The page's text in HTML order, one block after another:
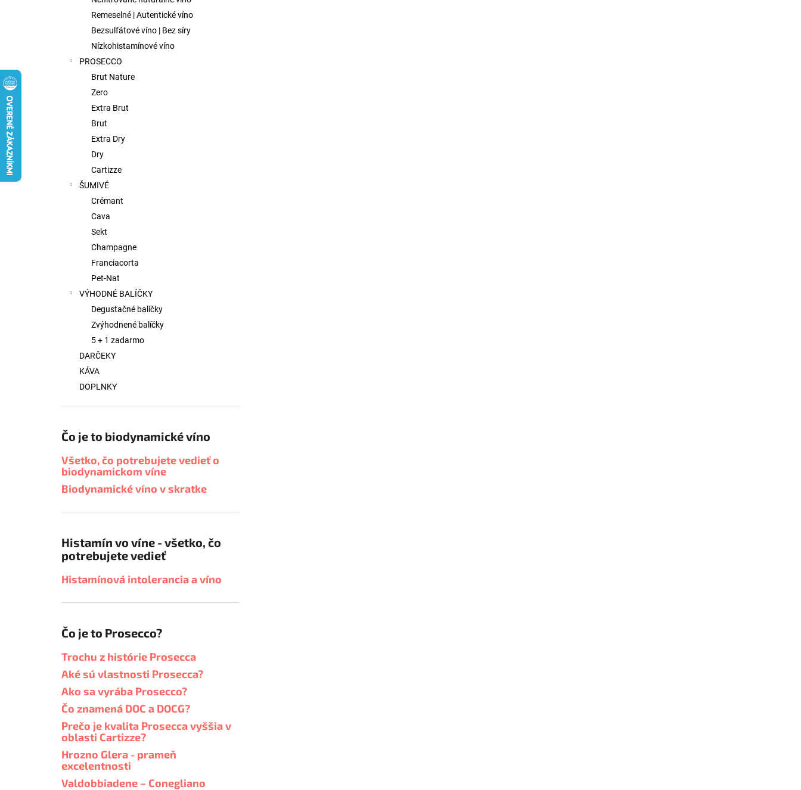
Remeselné | Autentické víno
Bezsulfátové víno | Bez síry
Nízkohistamínové víno
PROSECCO
Brut Nature
Zero
Extra Brut
Brut
Extra Dry
Dry
Cartizze
ŠUMIVÉ
Crémant
Cava
Sekt
Champagne
Franciacorta
Pet-Nat
VÝHODNÉ BALÍČKY
Degustačné balíčky
Zvýhodnené balíčky
5 + 1 zadarmo
DARČEKY
KÁVA
DOPLNKY
Čo je to biodynamické víno
Všetko, čo potrebujete vedieť o
biodynamickom víne
Biodynamické víno v skratke
Histamín vo víne - všetko, čo
potrebujete vedieť
Histamínová intolerancia a víno
Čo je to Prosecco?
Trochu z histórie Prosecca
Aké sú vlastnosti Prosecca?
Ako sa vyrába Prosecco?
Čo znamená DOC a DOCG?
Prečo je kvalita Prosecca vyššia v
oblasti Cartizze?
Hrozno Glera - prameň
excelentnosti
Valdobbiadene – Conegliano
FISH WIVES CLUB OCTAVIAS SINFULL
SECRET CHENIN BLANC, 0,75L